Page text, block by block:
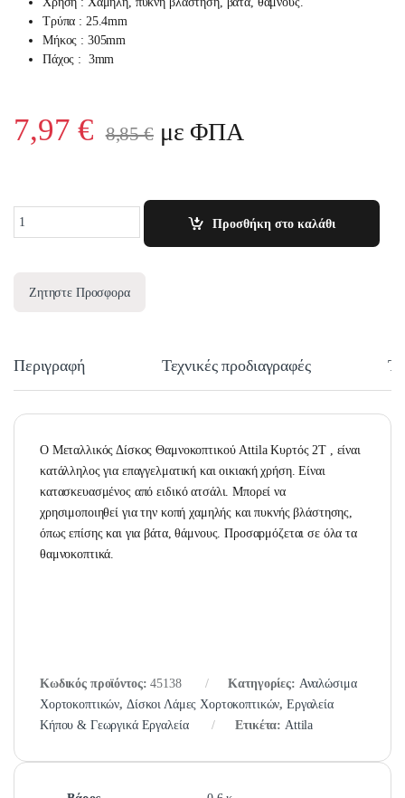
Τρύπα : 25.4mm
Μήκος : 305mm
Πάχος : 3mm
7,97€ 8,85€με ΦΠΑ
Προσθήκη στο καλάθι
Ζητηστε Προσφορα
Περιγραφή Τεχνικές προδιαγραφές
Ο Μεταλλικός Δίσκος Θαμνοκοπτικού Attila Κυρτός 2Τ , είναι
κατάλληλος για επαγγελματική και οικιακή χρήση. Είναι
κατασκευασμένος από ειδικό ατσάλι. Μπορεί να
χρησιμοποιηθεί για την κοπή χαμηλής και πυκνής βλάστησης,
όπως επίσης και για βάτα, θάμνους. Προσαρμόζεται σε όλα τα
θαμνοκοπτικά.
Κωδικός προϊόντος:45138 Κατηγορίες: Αναλώσιμα
Χορτοκοπτικών, Δίσκοι Λάμες Χορτοκοπτικών,Εργαλεία
Κήπου & Γεωργικά Εργαλεία
Ετικέτα: Attila